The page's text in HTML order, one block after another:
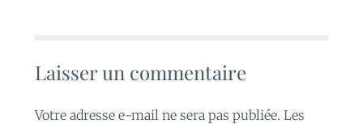
Laisser un commentaire
Votre adresse e-mail ne sera pas publiée. Les